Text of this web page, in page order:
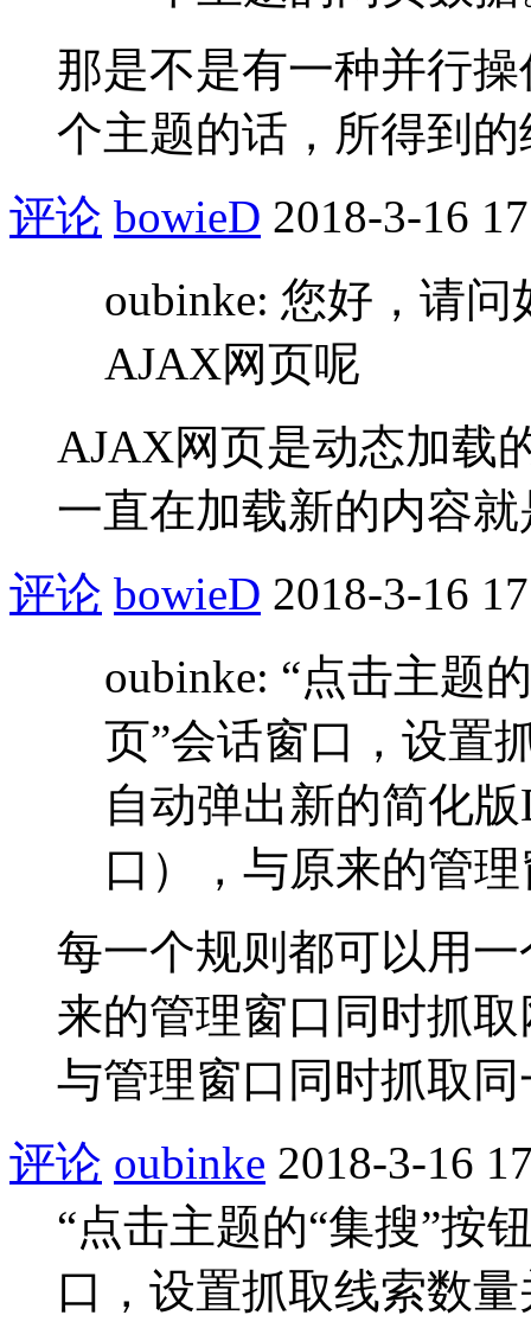
那是不是有一种并行
个主题的话，所得到
评论 bowieD 2018-3-16
oubinke: 您好，请
AJAX网页呢
AJAX网页是动态加载
一直在加载新的内容
评论 bowieD 2018-3-16
oubinke: “点击主题
页”会话窗口，设置
自动弹出新的简化
口），与原来的管
每一个规则都可以用
来的管理窗口同时抓
与管理窗口同时抓取
评论 oubinke 2018-3-16
“点击主题的“集搜”按
口，设置抓取线索数